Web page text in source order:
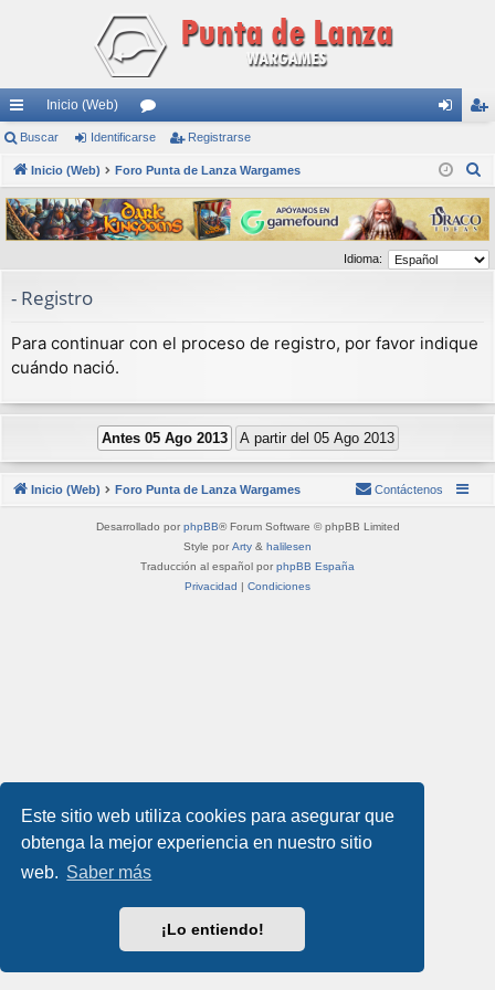
Este sitio web utiliza cookies para asegurar que
obtenga la mejor experiencia en nuestro sitio
web. Saber más
¡Lo entiendo!
nl
ac
es
rá
pi
do
s
Inicio (Web)
or
os nti
fic
ar
se
ist
ra
rs
e
Buscar Identificarse Registrarse
Inicio (Web) Foro Punta de Lanza Wargames
s
c
a
Idioma:
- Registro
Para continuar con el proceso de registro, por favor indique
cuándo nació.
Inicio (Web) Foro Punta de Lanza Wargames Contáctenos
Desarrollado por phpBB® Forum Software © phpBB Limited
Style por Arty & halilesen
Traducción al español por phpBB España
Privacidad | Condiciones